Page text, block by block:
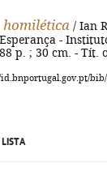
/ Ian
-
p. ; 30 cm. -